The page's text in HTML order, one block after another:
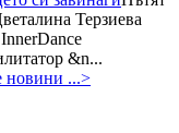
Терзиева
&n...
...>